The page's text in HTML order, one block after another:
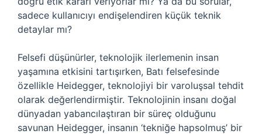
sadece kullanıcıyı endişelendiren küçük teknik
detaylar mı?
Felsefi düşünürler, teknolojik ilerlemenin insan
yaşamına etkisini tartışırken, Batı felsefesinde
özellikle Heidegger, teknolojiyi bir varoluşsal tehdit
olarak değerlendirmiştir. Teknolojinin insanı doğal
dünyadan yabancılaştıran bir süreç olduğunu
savunan Heidegger, insanın ‘tekniğe hapsolmuş’ bir